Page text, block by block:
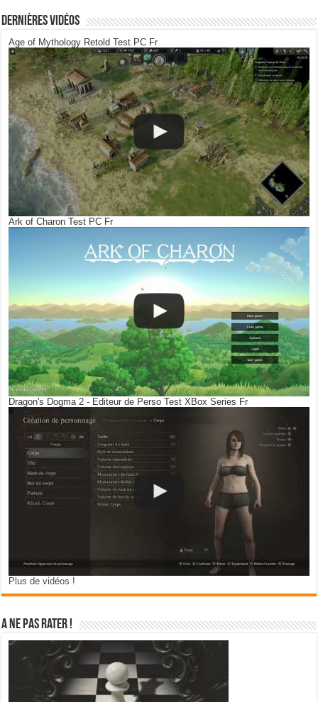
Dernières Vidéos
Age of Mythology Retold Test PC Fr
Ark of Charon Test PC Fr
Dragon's Dogma 2 - Editeur de Perso Test XBox Series Fr
Plus de vidéos !
A ne pas rater !